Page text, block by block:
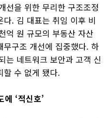
선을 위한 무리한 구조조정
. 김 대표는 취임 이후 비
억 원 규모의 부동산 자산
구조 개선에 집중했다. 하
는 네트워크 보안과 고객 신
할 수 없게 됐다.
‘적신호’